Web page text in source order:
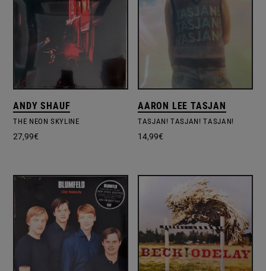
ANDY SHAUF
THE NEON SKYLINE
27,99€
AARON LEE TASJAN
TASJAN! TASJAN! TASJAN!
14,99€